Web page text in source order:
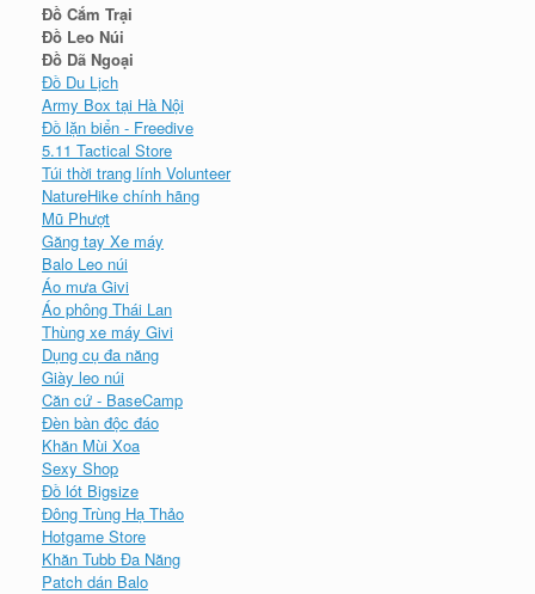
Đồ Cắm Trại
Đồ Leo Núi
Đồ Dã Ngoại
Đồ Du Lịch
Army Box tại Hà Nội
Đồ lặn biển - Freedive
5.11 Tactical Store
Túi thời trang lính Volunteer
NatureHike chính hãng
Mũ Phượt
Găng tay Xe máy
Balo Leo núi
Áo mưa Givi
Áo phông Thái Lan
Thùng xe máy Givi
Dụng cụ đa năng
Giày leo núi
Căn cứ - BaseCamp
Đèn bàn độc đáo
Khăn Mùi Xoa
Sexy Shop
Đồ lót Bigsize
Đông Trùng Hạ Thảo
Hotgame Store
Khăn Tubb Đa Năng
Patch dán Balo